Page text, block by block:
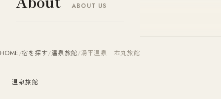
ABOUT US
HOME/宿を探す/温泉旅館/湯平温泉 右丸旅館
温泉旅館